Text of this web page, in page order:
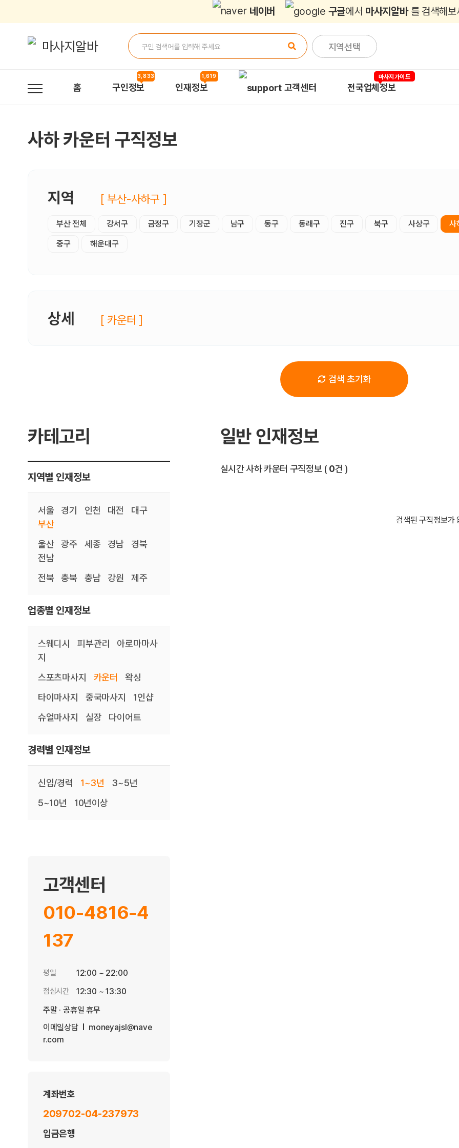
네이버 구글에서 마사지알바 를 검색해보
지역선택
홈 구인정보
3,833
인재정보
1,619
고객센터 전국업체정보
마사지가이드
사하 카운터 구직정보
지역 [ 부산-사하구 ]
부산 전체 강서구 금정구 기장군 남구 동구 동래구 진구 북구 사상구 사
중구 해운대구
상세 [ 카운터 ]
검색 초기화
카테고리
지역별 인재정보
서울 경기 인천 대전
대구
부산
울산
광주 세종 경남
경북
전남
전북
충북 충남 강원 제주
업종별 인재정보
스웨디시 피부관리
아로마마사
지
스포츠마사지
카운터
왁싱
타이마사지
중국마사지
1인샵
슈얼마사지
실장 다이어트
경력별 인재정보
신입/경력 1~3년
3~5년
5~10년
10년이상
고객센터
010-4816-4
137
평일 12:00 ~ 22:00
점심시간
12:30 ~ 13:30
주말 · 공휴일 휴무
이메일상담
moneyajsl@nave
r.com
계좌번호
209702-04-237973
입금은행
일반 인재정보
실시간 사하 카운터 구직정보 전체 목록
( 0건 )
검색된 구직정보가